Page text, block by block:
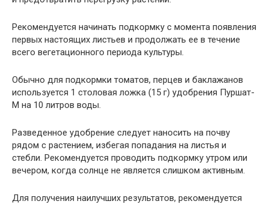
Рекомендуется начинать подкормку с момента появления
первых настоящих листьев и продолжать ее в течение
всего вегетационного периода культуры.
Обычно для подкормки томатов, перцев и баклажанов
используется 1 столовая ложка (15 г) удобрения Пуршат-
М на 10 литров воды.
Разведенное удобрение следует наносить на почву
рядом с растением, избегая попадания на листья и
стебли. Рекомендуется проводить подкормку утром или
вечером, когда солнце не является слишком активным.
Для получения наилучших результатов, рекомендуется